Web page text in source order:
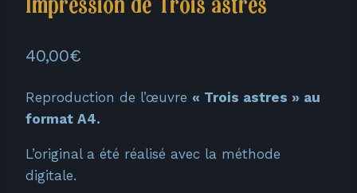
Impression de Trois astres
40,00€
Reproduction de l’œuvre « Trois astres » au
format A4.
L’original a été réalisé avec la méthode
digitale.